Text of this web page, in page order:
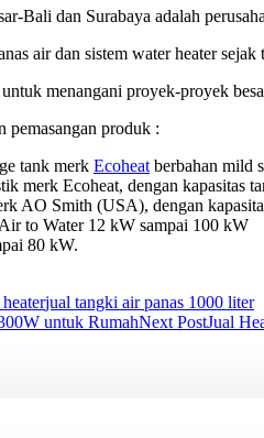
Bali dan Surabaya adalah
air dan sistem water heater
menangani proyek-proyek
pemasangan produk :
tank merk Ecoheat berbahan mild
merk Ecoheat, dengan kapasitas
AO Smith (USA), dengan
to Water 12 kW sampai 100 kW
80 kW.
jual tangki air panas 1000 liter
untuk RumahNext PostJual